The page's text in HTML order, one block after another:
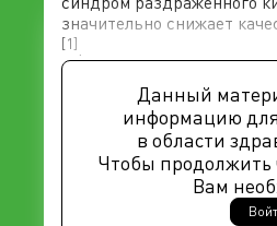
значительно снижает
[1] .
Данный
информацию
в области
Чтобы продолжить
Вам